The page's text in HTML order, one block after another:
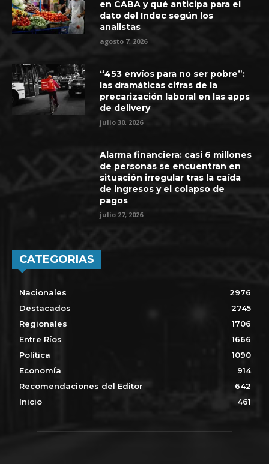
en CABA y qué anticipa para el
dato del Indec según los
analistas
agosto 7, 2026
“453 envíos para no ser pobre”:
las dramáticas cifras de la
precarización laboral en las apps
de delivery
julio 30, 2026
Alarma financiera: casi 6 millones
de personas se encuentran en
situación irregular tras la caída
de ingresos y el colapso de
pagos
julio 27, 2026
CATEGORIAS
Nacionales
2976
Destacados
2745
Regionales
1706
Entre Ríos
1666
Política
1090
Economía
914
Recomendaciones del Editor
642
Inicio
461